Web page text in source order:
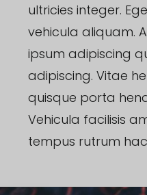
ultricies integer.
vehicula aliquam.
ipsum adipiscing
adipiscing. Vitae
quisque porta
Vehicula facilisis
tempus rutrum